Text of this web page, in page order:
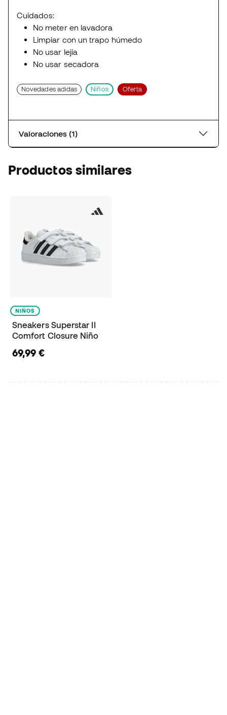
Cuidados:
No meter en lavadora
Limpiar con un trapo húmedo
No usar lejía
No usar secadora
Novedades adidas Niños Oferta
Valoraciones (1)
Productos similares
NIÑOS
Sneakers Superstar II
Comfort Closure Niño
69,99 €